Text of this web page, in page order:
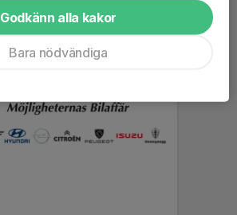
Godkänn alla kakor
Bara nödvändiga